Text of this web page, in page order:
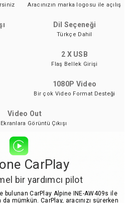
Aracınızın marka logosu ile açılış
Dil Seçeneği
Türkçe Dahil
2 X USB
Flaş Bellek Girişi
1080P Video
Bir çok Video Format Desteği
Video Out
Görüntü Çıkışı
CarPlay
bir yardımcı pilot
CarPlay Alpine INE-AW409s ile
mümkün. CarPlay, aracınızı sürerken